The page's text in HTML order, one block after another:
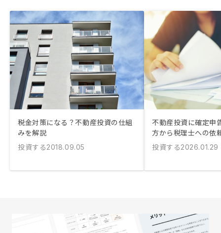
税金対策になる？不動産投資の仕組
みを解説
投資する2018.09.05
不動産投資に確定申
方から税理士への依
投資する2026.01.29